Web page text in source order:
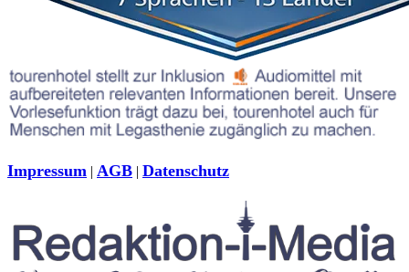
Impressum | AGB | Datenschutz